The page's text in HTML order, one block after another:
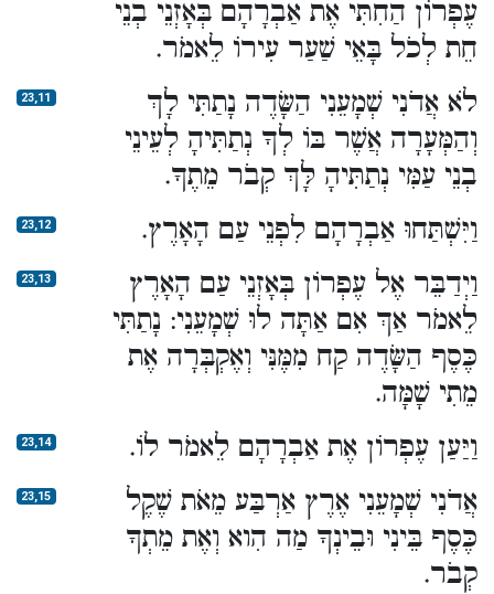
עֶפְרוֹן הַחִתִּי אֶת אַבְרָהָם בְּאָזְנֵי בְנֵי
חֵת לְכֹל בָּאֵי שַׁעַר עִירוֹ לֵאמֹר.
23,11
לֹא אֲדֹנִי שְׁמָעֵנִי הַשָּׂדֶה נָתַתִּי לָךְ
וְהַמְּעָרָה אֲשֶׁר בּוֹ לְךָ נְתַתִּיהָ לְעֵינֵי
בְנֵי עַמִּי נְתַתִּיהָ לָּךְ קְבֹר מֵתֶךָ.
23,12 וַיִּשְׁתַּחוּ אַבְרָהָם לִפְנֵי עַם הָאָרֶץ.
23,13
וַיְדַבֵּר אֶל עֶפְרוֹן בְּאָזְנֵי עַם הָאָרֶץ
לֵאמֹר אַךְ אִם אַתָּה לוּ שְׁמָעֵנִי: נָתַתִּי
כֶּסֶף הַשָּׂדֶה קַח מִמֶּנִּי וְאֶקְבְּרָה אֶת
מֵתִי שָׁמָּה.
23,14 וַיַּעַן עֶפְרוֹן אֶת אַבְרָהָם לֵאמֹר לוֹ.
23,15
אֲדֹנִי שְׁמָעֵנִי אֶרֶץ אַרְבַּע מֵאֹת שֶׁקֶל
כֶּסֶף בֵּינִי וּבֵינְךָ מַה הִוא וְאֶת מֵתְךָ
קְבֹר.